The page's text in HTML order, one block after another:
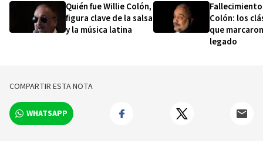
Quién fue Willie Colón,
figura clave de la salsa
y la música latina
Colón: los
que
legado
COMPARTIR ESTA NOTA
WHATSAPP